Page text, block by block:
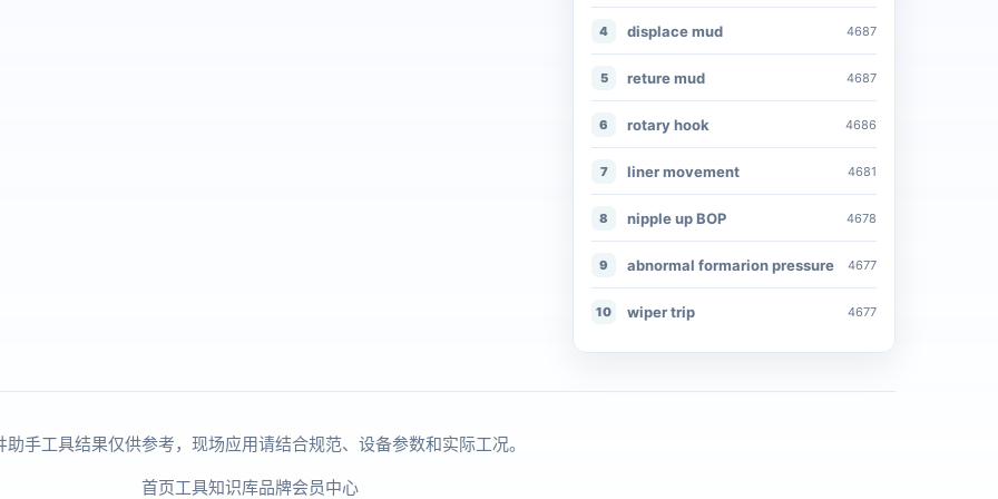
4 displace mud 4687
5 reture mud 4687
6 rotary hook 4686
7 liner movement 4681
8 nipple up BOP 4678
9 abnormal formarion pressure 4677
10 wiper trip 4677
助手工具结果仅供参考，现场应用请结合规范、设备参数和实际工况。
首页工具知识库品牌会员中心